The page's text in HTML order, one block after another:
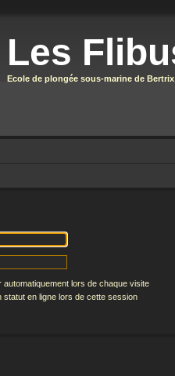
Les
Ecole de plongée sous-marine de Bertrix
automatiquement lors de chaque visite
statut en ligne lors de cette session